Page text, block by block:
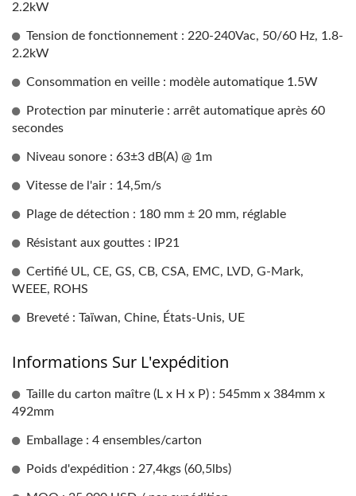
2.2kW
Tension de fonctionnement : 220-240Vac, 50/60 Hz, 1.8-
2.2kW
Consommation en veille : modèle automatique 1.5W
Protection par minuterie : arrêt automatique après 60
secondes
Niveau sonore : 63±3 dB(A) @ 1m
Vitesse de l'air : 14,5m/s
Plage de détection : 180 mm ± 20 mm, réglable
Résistant aux gouttes : IP21
Certifié UL, CE, GS, CB, CSA, EMC, LVD, G-Mark,
WEEE, ROHS
Breveté : Taïwan, Chine, États-Unis, UE
Informations Sur L'expédition
Taille du carton maître (L x H x P) : 545mm x 384mm x
492mm
Emballage : 4 ensembles/carton
Poids d'expédition : 27,4kgs (60,5lbs)